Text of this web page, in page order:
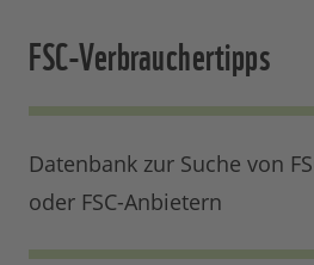
FSC-Verbrauchertipps
Datenbank zur Suche von
oder FSC-Anbietern